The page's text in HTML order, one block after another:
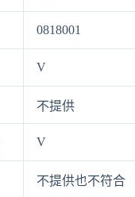
0818001
V
不提供
V
不提供也不符合